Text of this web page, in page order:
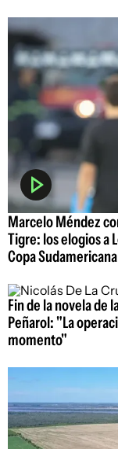
Marcelo Méndez
Tigre: los elogios a
Copa
Fin de la novela de
Peñarol: "La
momento"